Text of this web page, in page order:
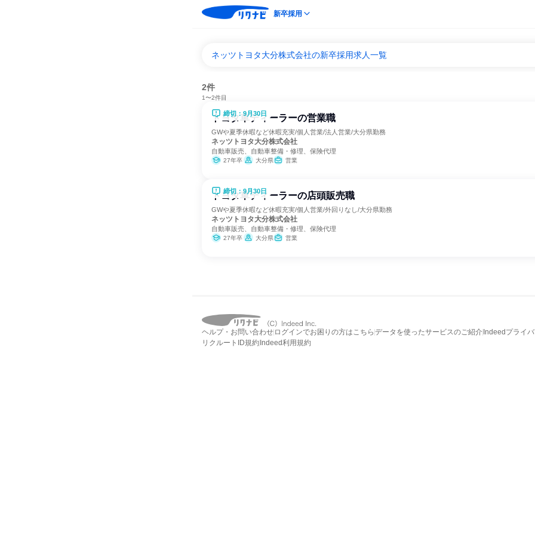
新卒採用
ネッツトヨタ大分株式会社の新卒採用求人一覧
2件
1〜2件目
締切：9月30日
トヨタ車ディーラーの営業職
GWや夏季休暇など休暇充実/個人営業/法人営業/大分県勤務
ネッツトヨタ大分株式会社
自動車販売、自動車整備・修理、保険代理
27年卒 大分県 営業
締切：9月30日
トヨタ車ディーラーの店頭販売職
GWや夏季休暇など休暇充実/個人営業/外回りなし/大分県勤務
ネッツトヨタ大分株式会社
自動車販売、自動車整備・修理、保険代理
27年卒 大分県 営業
ヘルプ・お問い合わせ ログインでお困りの方はこちら データを使ったサービスのご紹介 Indeedプライ
リクルートID規約 Indeed利用規約